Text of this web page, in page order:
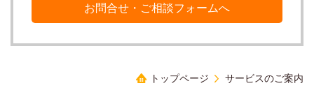
お問合せ・ご相談フォームへ
トップページ サービスのご案内